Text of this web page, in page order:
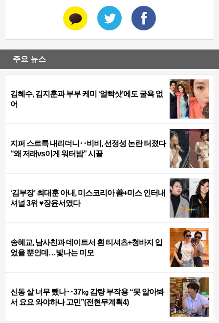
주요 뉴스
김혜수, 김지훈과 부부 케미 ‘얼빡샷’에도 굴욕 없
어
지퍼 스르륵 내리더니‥비비, 선정성 논란 터졌다
“왜 저래vs이게 워터밤” 시끌
‘김부장’ 최대훈 아내, 미스코리아 善+미스 인터내
셔널 3위 ♥장윤서였다
송혜교, 남사친과 데이트서 흰 티셔츠+청바지 입
었을 뿐인데…빛나는 미모
신동 살 너무 뺐나‥37㎏ 감량 부작용 “못 알아봐
서 요요 와야하나 고민”(전현무계획4)